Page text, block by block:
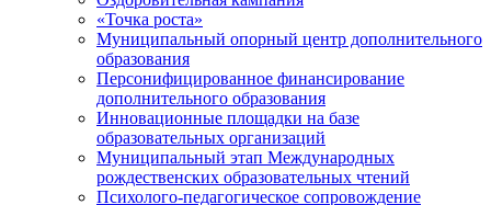
«Точка роста»
Муниципальный опорный центр дополнительного
образования
Персонифицированное финансирование
дополнительного образования
Инновационные площадки на базе
образовательных организаций
Муниципальный этап Международных
рождественских образовательных чтений
Психолого-педагогическое сопровождение